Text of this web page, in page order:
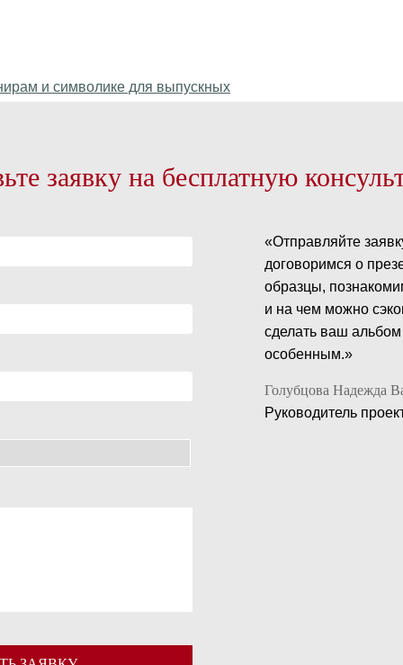
заявку на бесплатную
«Отправляйте
договоримся о
образцы,
и на чем можно
сделать ваш
особенным.»
Голубцова Надежда
Руководитель